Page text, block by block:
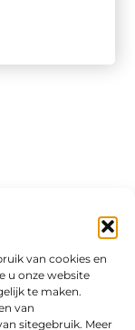
van cookies en
u onze website
te maken.
van
sitegebruik. Meer